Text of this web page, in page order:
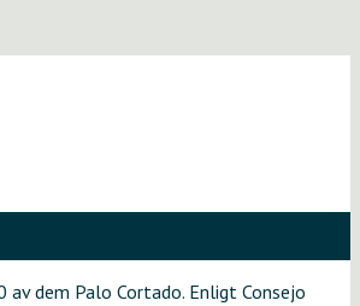
dem Palo Cortado. Enligt Consejo